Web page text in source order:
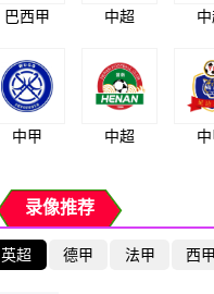
巴西甲 中超
中甲 中超
录像推荐
英超 德甲 法甲 西甲